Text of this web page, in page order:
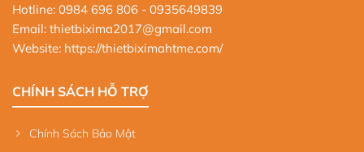
Hotline: 0984 696 806 - 0935649839
Email: thietbixima2017@gmail.com
Website: https://thietbiximahtme.com/
CHÍNH SÁCH HỖ TRỢ
Chính Sách Bảo Mật